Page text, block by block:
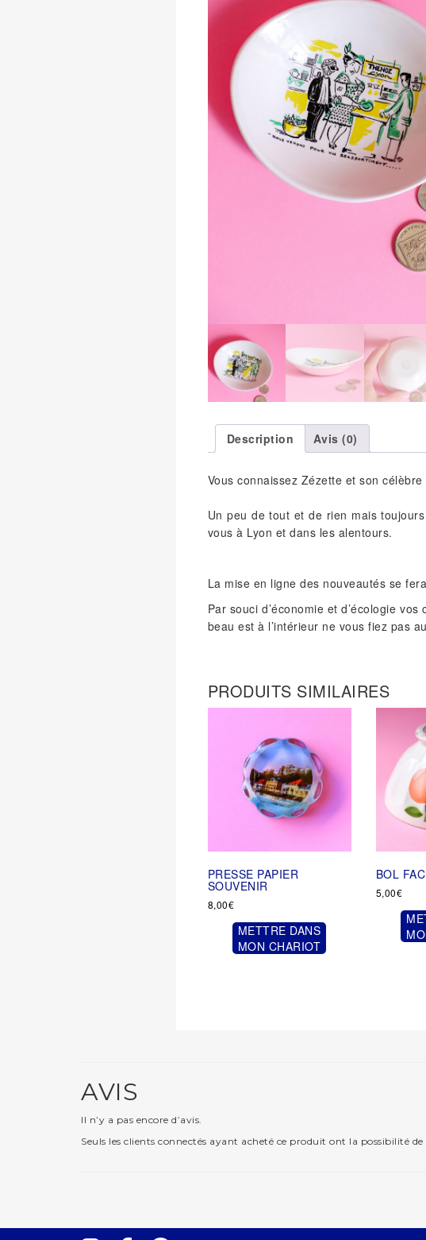
Description Avis (0)
Vous connaissez Zézette et son
Un peu de tout et de rien mais
vous à Lyon et dans les alentours.
La mise en ligne des nouveautés se
Par souci d’économie et d’écologie
beau est à l’intérieur ne vous fiez pas
PRODUITS SIMILAIRES
PRESSE PAPIER
SOUVENIR
8,00€
METTRE DANS
MON CHARIOT
BOL
5,00€
AVIS
Il n’y a pas encore d’avis.
Seuls les clients connectés ayant acheté ce produit ont la possibilité de